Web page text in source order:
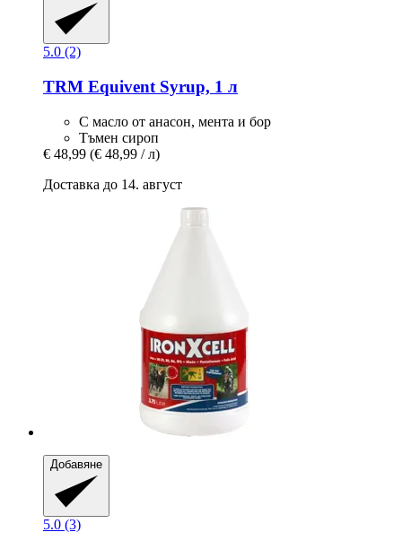
5.0 (2)
TRM Equivent Syrup, 1 л
С масло от анасон, мента и бор
Тъмен сироп
€ 48,99 (€ 48,99 / л)
Доставка до 14. август
Добавяне
5.0 (3)